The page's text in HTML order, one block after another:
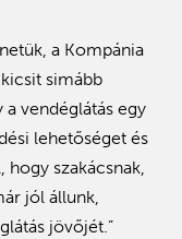
a Kompánia
simább
vendéglátás egy
lehetőséget és
szakácsnak,
jól állunk,
jövőjét.”